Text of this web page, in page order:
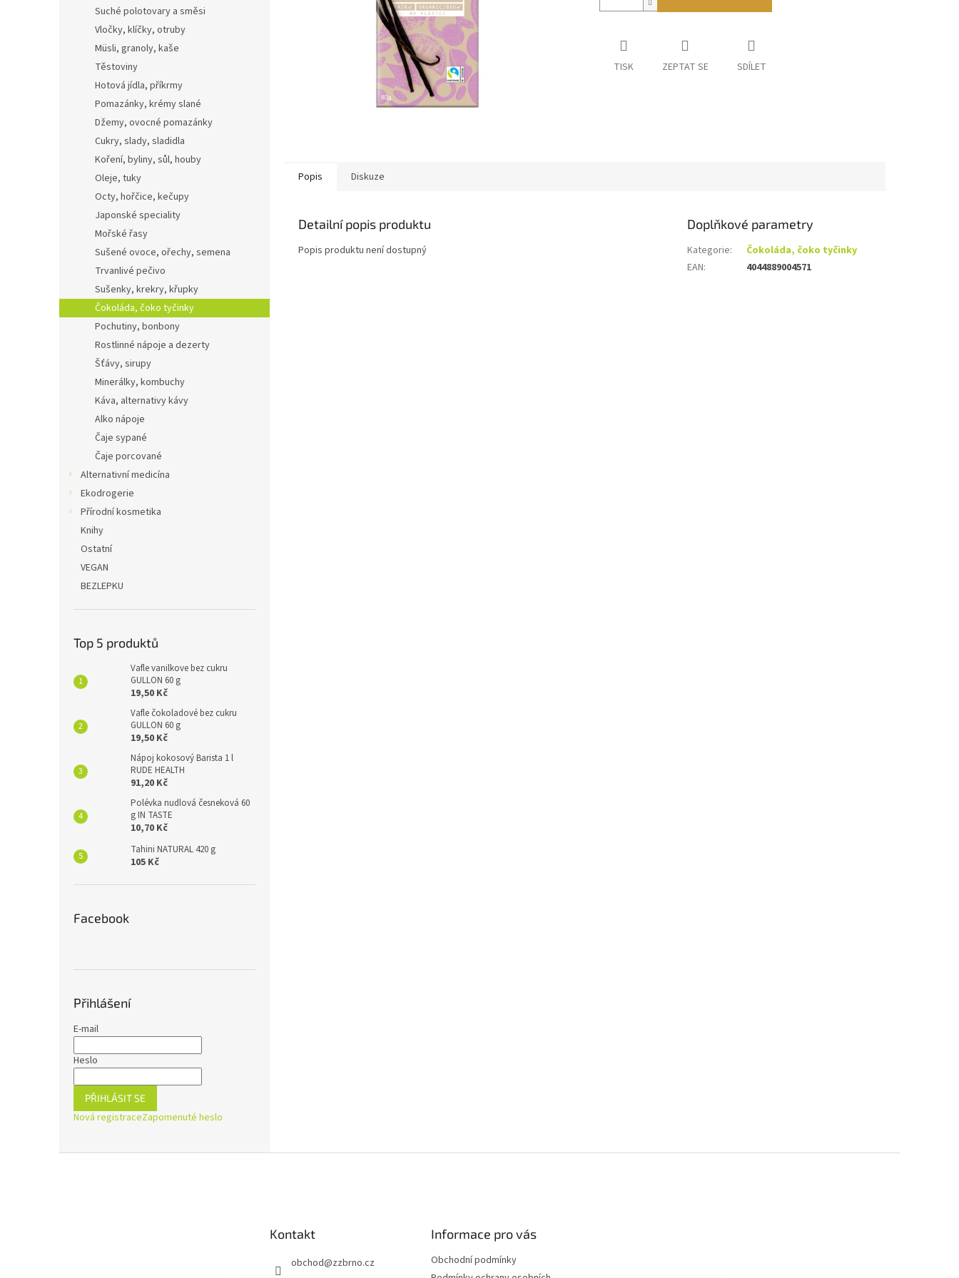
Suché polotovary a směsi
Vločky, klíčky, otruby
Müsli, granoly, kaše
Těstoviny
Hotová jídla, příkrmy
Pomazánky, krémy slané
Džemy, ovocné pomazánky
Cukry, slady, sladidla
Koření, byliny, sůl, houby
Oleje, tuky
Octy, hořčice, kečupy
Japonské speciality
Mořské řasy
Sušené ovoce, ořechy, semena
Trvanlivé pečivo
Sušenky, krekry, křupky
Čokoláda, čoko tyčinky
Pochutiny, bonbony
Rostlinné nápoje a dezerty
Šťávy, sirupy
Minerálky, kombuchy
Káva, alternativy kávy
Alko nápoje
Čaje sypané
Čaje porcované
Alternativní medicína
Ekodrogerie
Přírodní kosmetika
Knihy
Ostatní
VEGAN
BEZLEPKU
Top 5 produktů
Vafle vanilkove bez cukru
GULLON 60 g
19,50 Kč
Vafle čokoladové bez cukru
GULLON 60 g
19,50 Kč
Nápoj kokosový Barista 1 l
RUDE HEALTH
91,20 Kč
Polévka nudlová česneková 60
g IN TASTE
10,70 Kč
Tahini NATURAL 420 g
105 Kč
Facebook
Přihlášení
E-mail
Heslo
PŘIHLÁSIT SE
Nová registraceZapomenuté heslo
TISK ZEPTAT SE SDÍLET
Popis Diskuze
Detailní popis produktu
Popis produktu není dostupný
Doplňkové parametry
Kategorie:
Čokoláda, čoko tyčinky
EAN: 4044889004571
Kontakt
obchod@zzbrno.cz
Informace pro vás
Obchodní podmínky